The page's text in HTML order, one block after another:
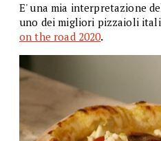
E' una mia interpretazione
uno dei migliori pizzaioli
on the road 2020.